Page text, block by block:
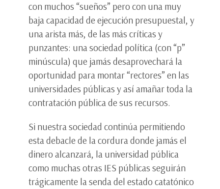
con muchos “sueños” pero con una muy
baja capacidad de ejecución presupuestal, y
una arista más, de las más críticas y
punzantes: una sociedad política (con “p”
minúscula) que jamás desaprovechará la
oportunidad para montar “rectores” en las
universidades públicas y así amañar toda la
contratación pública de sus recursos.
Si nuestra sociedad continúa permitiendo
esta debacle de la cordura donde jamás el
dinero alcanzará, la universidad pública
como muchas otras IES públicas seguirán
trágicamente la senda del estado catatónico